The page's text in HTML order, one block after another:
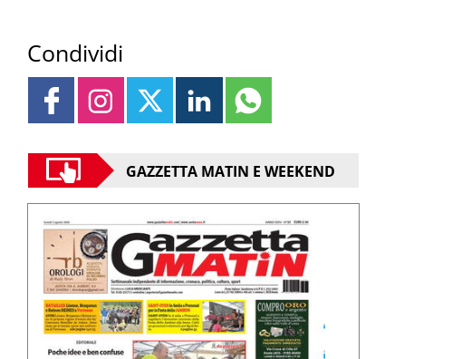
Condividi
GAZZETTA MATIN E WEEKEND